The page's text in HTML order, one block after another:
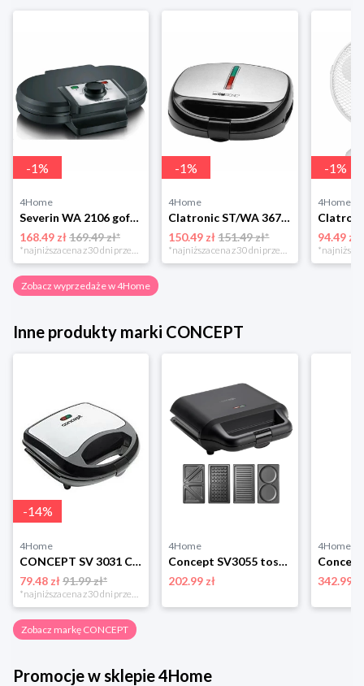
-1%
4Home
Severin WA 2106 gofrownica duo, czarny
168.49 zł169.49 zł*
*najniższa cena z 30 dni przed obniżką
-1%
4Home
Clatronic ST/WA 3670 Opiekacz do kanapek
150.49 zł 151.49 zł*
*najniższa cena z 30 dni przed obniżką
-1%
4Home
94.49 zł
Zobacz wyprzedaże w 4Home
Inne produkty marki CONCEPT
-14%
4Home
CONCEPT SV 3031 Concept
79.48 zł91.99 zł*
4Home
Concept SV3055 toster 4w1
202.99 zł
4Home
342.99 zł
Zobacz markę CONCEPT
Promocje w sklepie 4Home